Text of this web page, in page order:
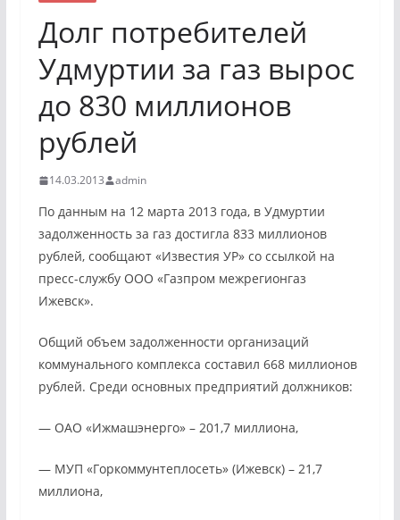
Долг потребителей
Удмуртии за газ вырос
до 830 миллионов
рублей
14.03.2013 admin
По данным на 12 марта 2013 года, в Удмуртии
задолженность за газ достигла 833 миллионов
рублей, сообщают «Известия УР» со ссылкой на
пресс-службу ООО «Газпром межрегионгаз
Ижевск».
Общий объем задолженности организаций
коммунального комплекса составил 668 миллионов
рублей. Среди основных предприятий должников:
— ОАО «Ижмашэнерго» – 201,7 миллиона,
— МУП «Горкоммунтеплосеть» (Ижевск) – 21,7
миллиона,